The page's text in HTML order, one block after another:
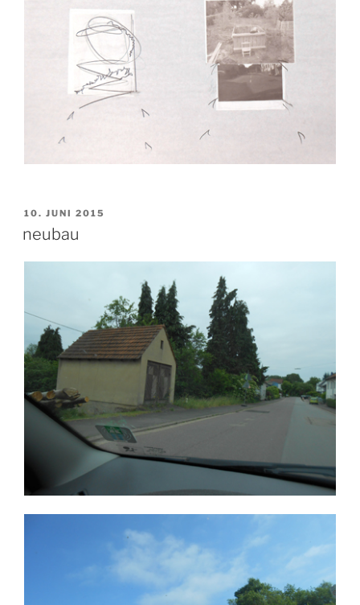
VERÖFFENTLICHT
10. JUNI 2015
neubau